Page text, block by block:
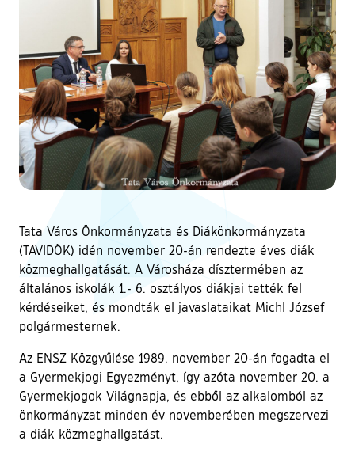
Tata Város Önkormányzata és Diákönkormányzata
(TAVIDÖK) idén november 20-án rendezte éves diák
közmeghallgatását. A Városháza dísztermében az
általános iskolák 1.- 6. osztályos diákjai tették fel
kérdéseiket, és mondták el javaslataikat Michl József
polgármesternek.
Az ENSZ Közgyűlése 1989. november 20-án fogadta el
a Gyermekjogi Egyezményt, így azóta november 20. a
Gyermekjogok Világnapja, és ebből az alkalomból az
önkormányzat minden év novemberében megszervezi
a diák közmeghallgatást.